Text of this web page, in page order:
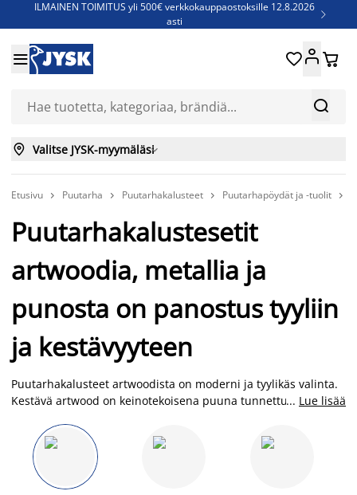
ILMAINEN TOIMITUS yli 500€ verkkokauppaostoksille 12.8.2026
asti

Jenkkisänkyjä - Säästä jopa 60%


 
 Valitse JYSK-myymäläsi
Etusivu  Puutarha  Puutarhakalusteet  Puutarhapöydät ja -tuolit 
Puutarhakalustesetit
artwoodia, metallia ja
punosta on panostus tyyliin
ja kestävyyteen
Puutarhakalusteet artwoodista on moderni ja tyylikäs valinta.
Kestävä artwood on keinotekoisena puuna tunnettu
käytännöllisyys ja kestävyys. Se on UV-resistentti ja sietää
jään, lumen, sateen ja suoran auringonvalon. Artwood-
kalusteitamme voit siis pitää ulkona huoletta, ja ne on helppo
puhdistaa vedellä ja saippualla. Puutarhakalustesetit ulos
... Lue lisää